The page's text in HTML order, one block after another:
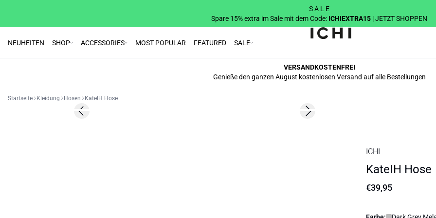
S A L E
Spare 15% extra im Sale mit dem Code: ICHIEXTRA15 | JETZT SHOPPEN
NEUHEITEN SHOP ACCESSORIES MOST POPULAR FEATURED SALE
VERSANDKOSTENFREI
Genieße den ganzen August kostenlosen Versand auf alle Bestellungen
Startseite Kleidung Hosen KateIH Hose
Previous slide Next slide
ICHI
KateIH Hose
€39,95